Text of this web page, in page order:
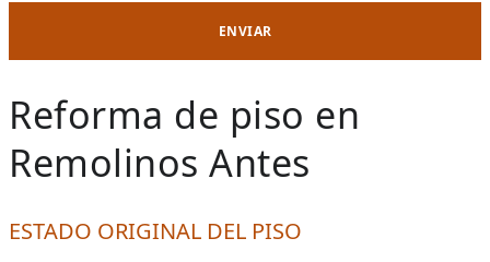
Reforma de piso en
Remolinos Antes
ESTADO ORIGINAL DEL PISO